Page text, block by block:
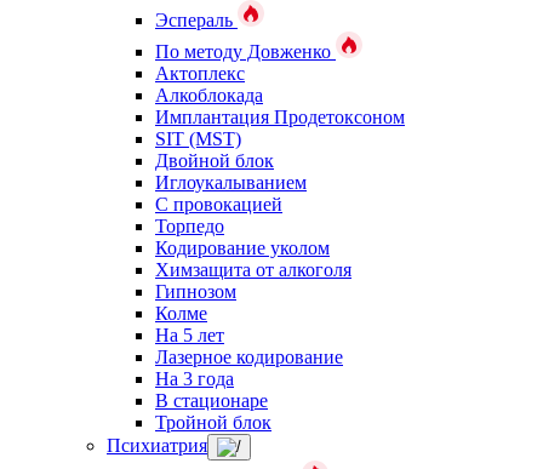
Эспераль
По методу Довженко
Актоплекс
Алкоблокада
Имплантация Продетоксоном
SIT (MST)
Двойной блок
Иглоукалыванием
С провокацией
Торпедо
Кодирование уколом
Химзащита от алкоголя
Гипнозом
Колме
На 5 лет
Лазерное кодирование
На 3 года
В стационаре
Тройной блок
Психиатрия